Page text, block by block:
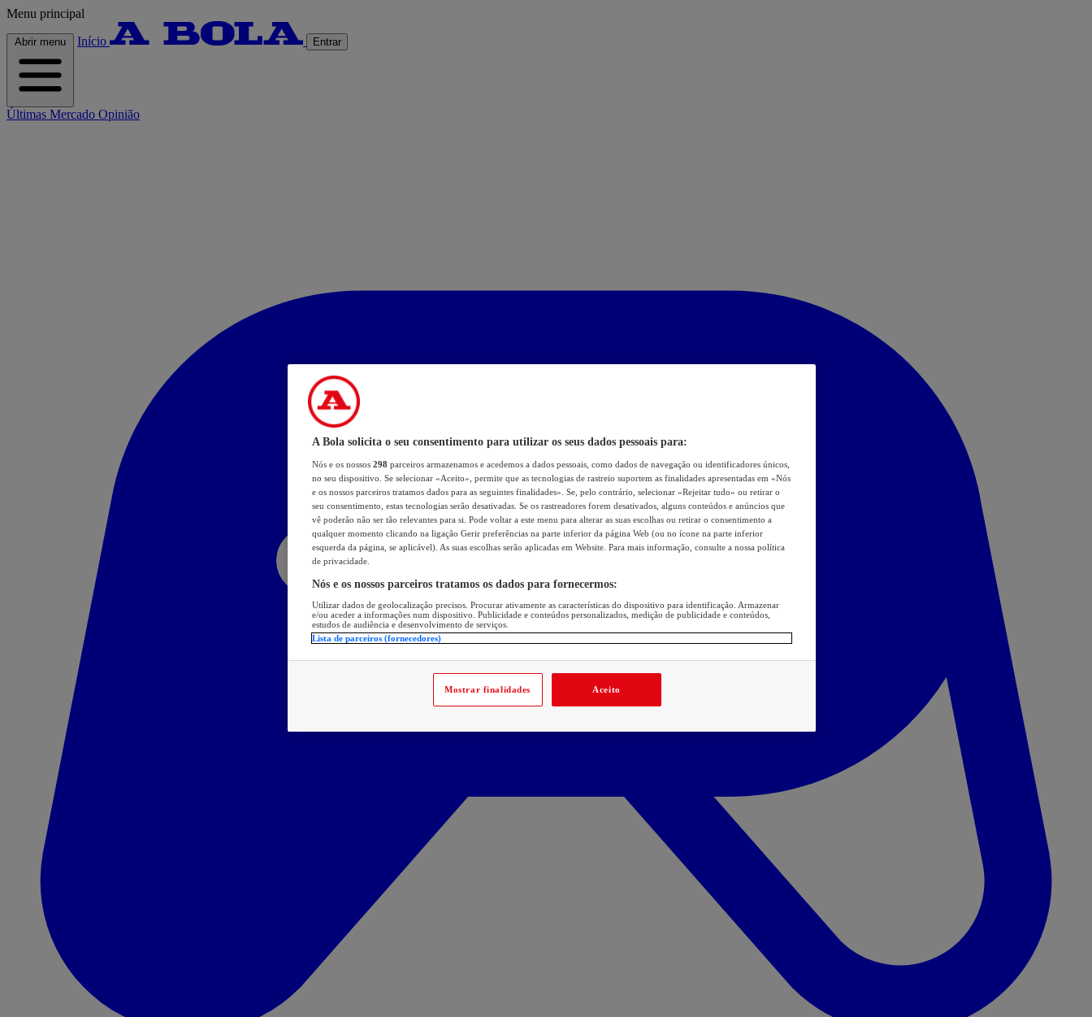
Menu principal
Abrir menu Início Entrar
Últimas Mercado Opinião
A Bola solicita o seu consentimento para utilizar os seus dados pessoais para:
Nós e os nossos 298 parceiros armazenamos e acedemos a dados pessoais, como dados de navegação ou identificadores únicos,
no seu dispositivo. Se selecionar «Aceito», permite que as tecnologias de rastreio suportem as finalidades apresentadas em «Nós
e os nossos parceiros tratamos dados para as seguintes finalidades». Se, pelo contrário, selecionar «Rejeitar tudo» ou retirar o
seu consentimento, estas tecnologias serão desativadas. Se os rastreadores forem desativados, alguns conteúdos e anúncios que
vê poderão não ser tão relevantes para si. Pode voltar a este menu para alterar as suas escolhas ou retirar o consentimento a
qualquer momento clicando na ligação Gerir preferências na parte inferior da página Web (ou no ícone na parte inferior
esquerda da página, se aplicável). As suas escolhas serão aplicadas em Website. Para mais informação, consulte a nossa política
de privacidade.
Nós e os nossos parceiros tratamos os dados para fornecermos:
Utilizar dados de geolocalização precisos. Procurar ativamente as características do dispositivo para identificação. Armazenar
e/ou aceder a informações num dispositivo. Publicidade e conteúdos personalizados, medição de publicidade e conteúdos,
estudos de audiência e desenvolvimento de serviços.
Lista de parceiros (fornecedores)
Mostrar finalidades Aceito